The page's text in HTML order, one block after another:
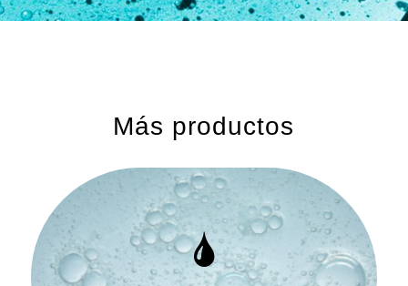
Más productos